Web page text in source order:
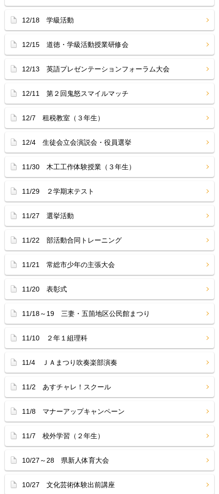
12/18 学級活動
12/15 道徳・学級活動授業研修会
12/13 英語プレゼンテーションフォーラム大会
12/11 第２回鬼怒スマイルマッチ
12/7 租税教室（３年生）
12/4 生徒会立会演説会・役員選挙
11/30 木工工作体験授業（３年生）
11/29 ２学期末テスト
11/27 選挙活動
11/22 部活動合同トレーニング
11/21 常総市少年の主張大会
11/20 表彰式
11/18～19 三妻・五箇地区公民館まつり
11/10 ２年１組理科
11/4 ＪＡまつり吹奏楽部演奏
11/2 あすチャレ！スクール
11/8 マナーアップキャンペーン
11/7 校外学習（２年生）
10/27～28 県新人体育大会
10/27 文化芸術体験出前講座